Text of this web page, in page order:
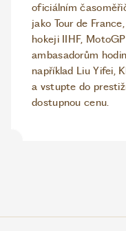
oficiálním
jako Tour de
hokeji IIHF,
ambasadorům
například Liu Yifei,
a vstupte do
dostupnou cenu.